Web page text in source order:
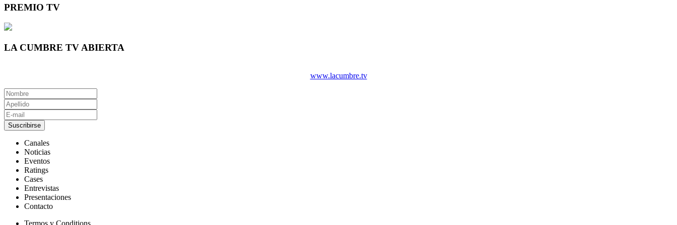
PREMIO TV
LA CUMBRE TV ABIERTA
www.lacumbre.tv
Suscribirse
Canales
Noticias
Eventos
Ratings
Cases
Entrevistas
Presentaciones
Contacto